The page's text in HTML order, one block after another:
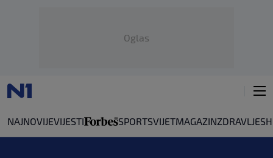
Oglas
NAJNOVIJEVIJESTI SPORTSVIJETMAGAZINZDRAVLJE